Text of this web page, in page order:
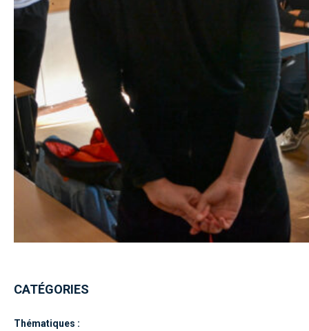
CATÉGORIES
Thématiques :